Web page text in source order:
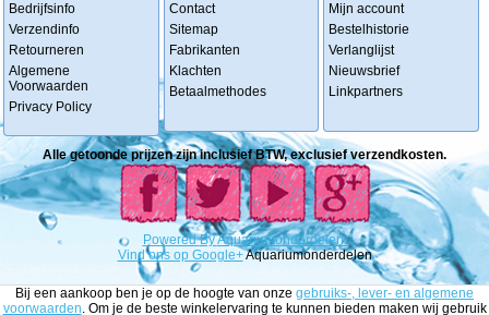
Bedrijfsinfo
Verzendinfo
Retourneren
Algemene
Voorwaarden
Privacy Policy
Contact
Sitemap
Fabrikanten
Klachten
Betaalmethodes
Mijn account
Bestelhistorie
Verlanglijst
Nieuwsbrief
Linkpartners
Alle getoonde prijzen zijn inclusief BTW, exclusief verzendkosten.
PoweredByAquariumonderdelen.
Vind ons op Google+Aquariumonderdelen
Bij een aankoop ben je op de hoogte van onze gebruiks-, lever- en algemene
voorwaarden. Om je de beste winkelervaring te kunnen bieden maken wij gebruik